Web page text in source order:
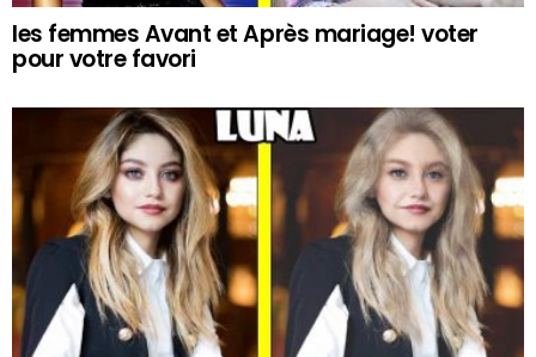
les femmes Avant et Après mariage! voter
pour votre favori